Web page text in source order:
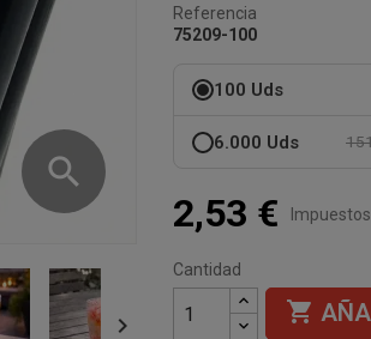
search

Referencia
75209-100
100 Uds
6.000 Uds
2,53 €
Cantidad
